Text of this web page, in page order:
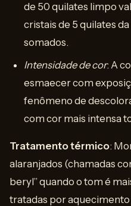
de 50 quilates limpo
cristais de 5 quilates
somados.
Intensidade de cor: A
esmaecer com
fenômeno de
com cor mais intensa
Tratamento térmico:
alaranjados (chamadas
beryl” quando o tom é
tratadas por